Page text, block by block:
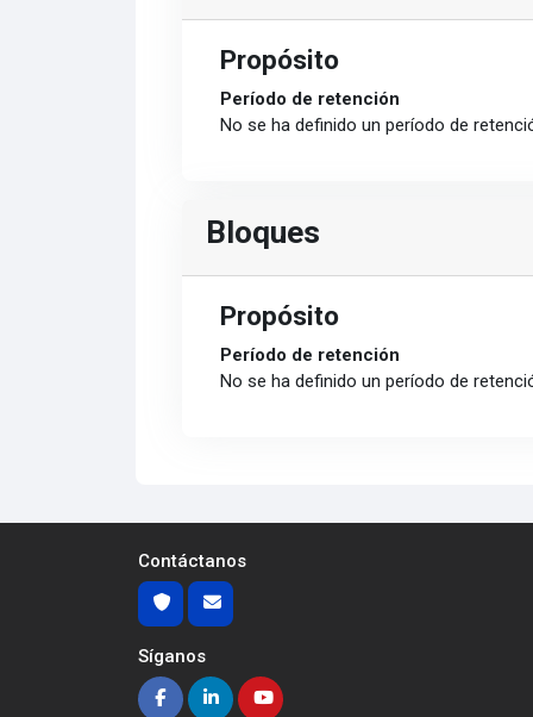
Propósito
Período de retención
No se ha definido un período de
Bloques
Propósito
Período de retención
No se ha definido un período de
Contáctanos
Síganos